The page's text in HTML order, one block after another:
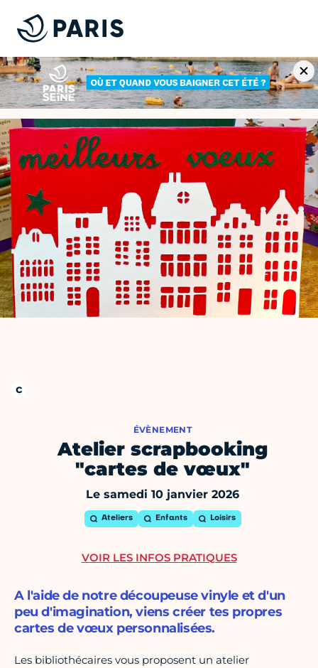
ÉVÈNEMENT
Atelier scrapbooking
"cartes de vœux"
Le samedi 10 janvier 2026
Ateliers Enfants Loisirs
A l'aide de notre découpeuse vinyle et d'un
peu d'imagination, viens créer tes propres
cartes de vœux personnalisées.
Les bibliothécaires vous proposent un atelier
VOIR LES INFOS PRATIQUES